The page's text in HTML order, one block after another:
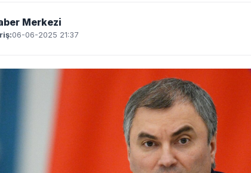
Merkezi
06-06-2025 21:37